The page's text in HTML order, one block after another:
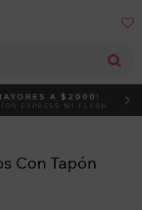

CÓDIGO
A $2000!
EXPRESS NI FLASH
Con Tapón